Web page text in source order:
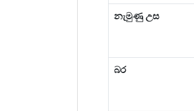
නැමුණු උස
බර